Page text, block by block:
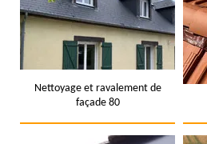
Nettoyage et ravalement de
façade 80